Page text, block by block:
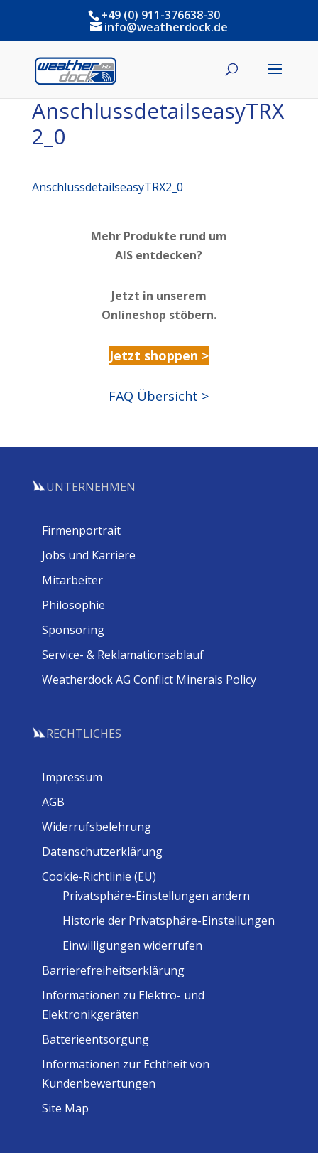
+49 (0) 911-376638-30
info@weatherdock.de
AnschlussdetailseasyTRX
2_0
AnschlussdetailseasyTRX2_0
Mehr Produkte rund um
AIS entdecken?
Jetzt in unserem
Onlineshop stöbern.
Jetzt shoppen >
FAQ Übersicht >
UNTERNEHMEN
Firmenportrait
Jobs und Karriere
Mitarbeiter
Philosophie
Sponsoring
Service- & Reklamationsablauf
Weatherdock AG Conflict Minerals Policy
RECHTLICHES
Impressum
AGB
Widerrufsbelehrung
Datenschutzerklärung
Cookie-Richtlinie (EU)
Privatsphäre-Einstellungen ändern
Historie der Privatsphäre-Einstellungen
Einwilligungen widerrufen
Barrierefreiheitserklärung
Informationen zu Elektro- und
Elektronikgeräten
Batterieentsorgung
Informationen zur Echtheit von
Kundenbewertungen
Site Map